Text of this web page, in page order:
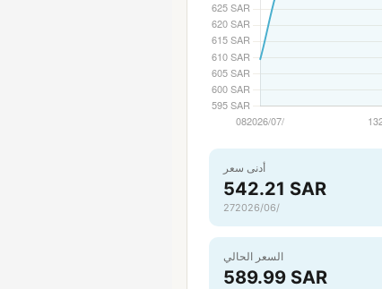
أدنى سعر
542.21 SAR
27‏/06‏/2026
السعر الحالي
589.99 SAR